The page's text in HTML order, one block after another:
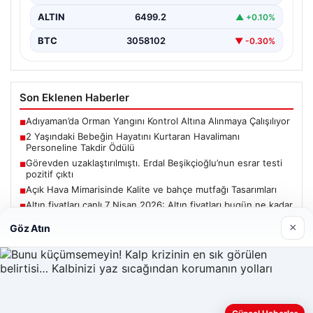
ALTIN 6499.2 ▲ +0.10%
BTC 3058102 ▼ -0.30%
Son Eklenen Haberler
■Adıyaman’da Orman Yangını Kontrol Altına Alınmaya Çalışılıyor
■2 Yaşındaki Bebeğin Hayatını Kurtaran Havalimanı
Personeline Takdir Ödülü
■Görevden uzaklaştırılmıştı. Erdal Beşikçioğlu’nun esrar testi
pozitif çıktı
■Açık Hava Mimarisinde Kalite ve bahçe mutfağı Tasarımları
■Altın fiyatları canlı 7 Nisan 2026: Altın fiyatları bugün ne kadar
Güncel
Göz Atın ×